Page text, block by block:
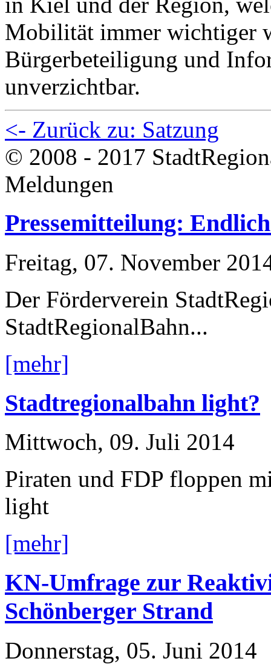
Mobilität immer wichtiger
Bürgerbeteiligung und
unverzichtbar.
<- Zurück zu: Satzung
© 2008 - 2017
Meldungen
Pressemitteilung:
Freitag, 07. November
Der Förderverein
StadtRegionalBahn...
[mehr]
Stadtregionalbahn light?
Mittwoch, 09. Juli 2014
Piraten und FDP floppen
light
[mehr]
KN-Umfrage zur
Schönberger Strand
Donnerstag, 05. Juni 2014